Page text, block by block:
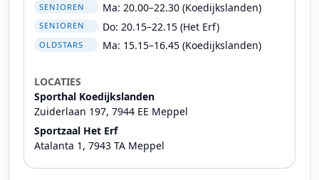
SENIOREN Ma: 20.00–22.30 (Koedijkslanden)
SENIOREN Do: 20.15–22.15 (Het Erf)
OLDSTARS Ma: 15.15–16.45 (Koedijkslanden)
LOCATIES
Sporthal Koedijkslanden
Zuiderlaan 197, 7944 EE Meppel
Sportzaal Het Erf
Atalanta 1, 7943 TA Meppel